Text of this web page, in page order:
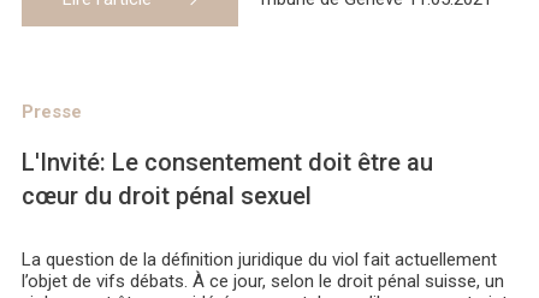
Presse
L'Invité: Le consentement doit être au
cœur du droit pénal sexuel
La question de la définition juridique du viol fait actuellement
l’objet de vifs débats. À ce jour, selon le droit pénal suisse, un